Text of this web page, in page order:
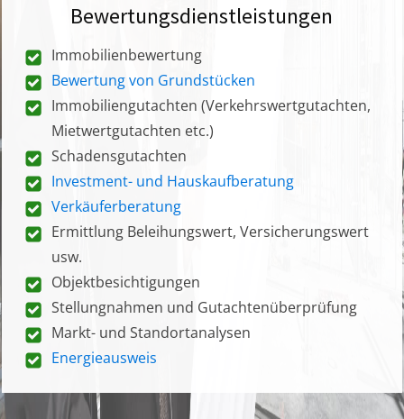
Bewertungsdienstleistungen
Immobilienbewertung
Bewertung von Grundstücken
Immobiliengutachten (Verkehrswertgutachten,
Mietwertgutachten etc.)
Schadensgutachten
Investment- und Hauskaufberatung
Verkäuferberatung
Ermittlung Beleihungswert, Versicherungswert
usw.
Objektbesichtigungen
Stellungnahmen und Gutachtenüberprüfung
Markt- und Standortanalysen
Energieausweis